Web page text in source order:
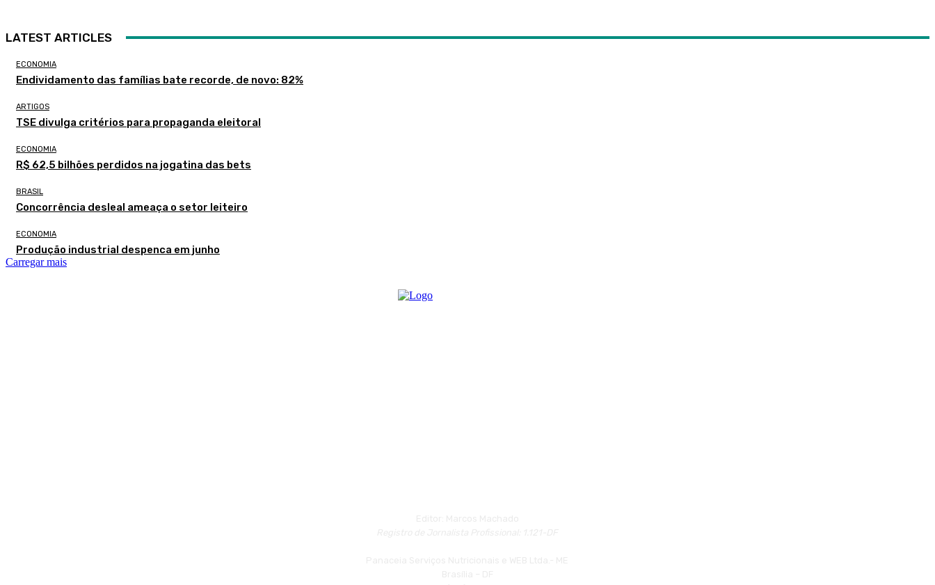
LATEST ARTICLES
ECONOMIA
Endividamento das famílias bate recorde, de novo: 82%
ARTIGOS
TSE divulga critérios para propaganda eleitoral
ECONOMIA
R$ 62,5 bilhões perdidos na jogatina das bets
BRASIL
Concorrência desleal ameaça o setor leiteiro
ECONOMIA
Produção industrial despenca em junho
Carregar mais